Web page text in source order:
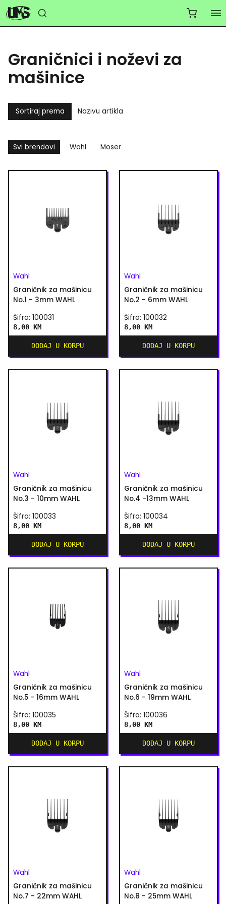
Graničnici i noževi za
mašinice
Sortiraj prema Nazivu artikla
Svi brendovi Wahl Moser
Wahl
Graničnik za mašinicu
No.1 - 3mm WAHL
Šifra: 100031
8,00 KM
DODAJ U KORPU
Wahl
Graničnik za mašinicu
No.2 - 6mm WAHL
Šifra: 100032
8,00 KM
DODAJ U KORPU
Wahl
Graničnik za mašinicu
No.3 - 10mm WAHL
Šifra: 100033
8,00 KM
DODAJ U KORPU
Wahl
Graničnik za mašinicu
No.4 -13mm WAHL
Šifra: 100034
8,00 KM
DODAJ U KORPU
Wahl
Graničnik za mašinicu
No.5 - 16mm WAHL
Šifra: 100035
8,00 KM
DODAJ U KORPU
Wahl
Graničnik za mašinicu
No.6 - 19mm WAHL
Šifra: 100036
8,00 KM
DODAJ U KORPU
Wahl
Graničnik za mašinicu
No.7 - 22mm WAHL
Wahl
Graničnik za mašinicu
No.8 - 25mm WAHL